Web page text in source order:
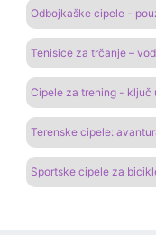
Odbojkaške cipele -
Tenisice za trčanje –
Cipele za trening - ključ
Terenske cipele:
Sportske cipele za